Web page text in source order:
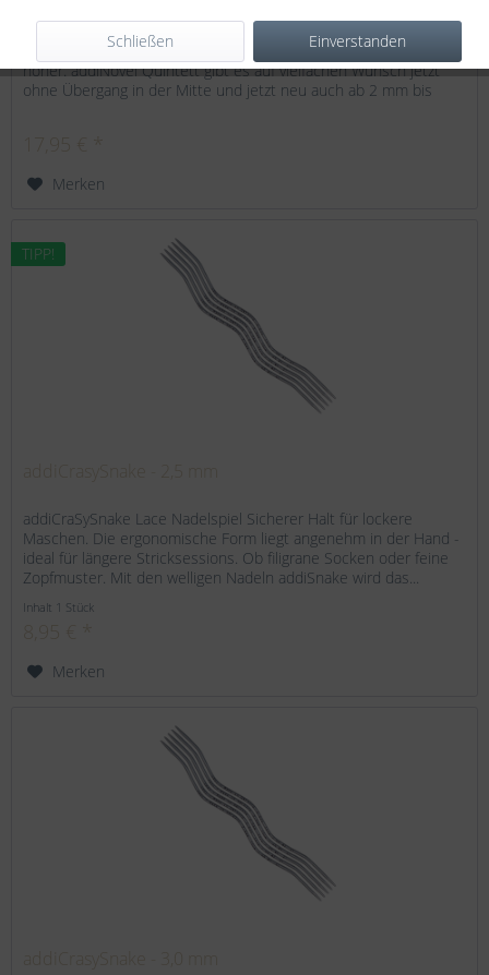
addi Novel Quintett Nach dem Erfolg der addiNovel-
Rundstricknadeln schlagen die Herzen aller Nadelspiel-Fans nun
höher. addiNovel Quintett gibt es auf vielfachen Wunsch jetzt
ohne Übergang in der Mitte und jetzt neu auch ab 2 mm bis
Merken
TIPP!
addiCraSySnake Lace Nadelspiel Sicherer Halt für lockere
Maschen. Die ergonomische Form liegt angenehm in der Hand -
ideal für längere Stricksessions. Ob filigrane Socken oder feine
Zopfmuster. Mit den welligen Nadeln addiSnake wird das...
Inhalt 1 Stück
Merken
Einverstanden
Schließen